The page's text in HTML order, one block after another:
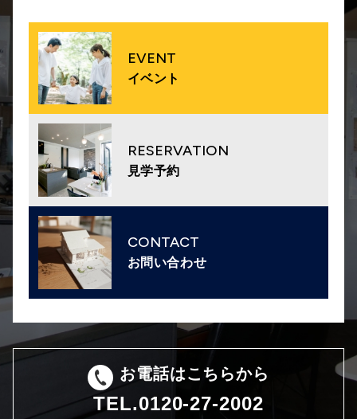
EVENT
イベント
RESERVATION
見学予約
CONTACT
お問い合わせ
お電話はこちらから
TEL.0120-27-2002